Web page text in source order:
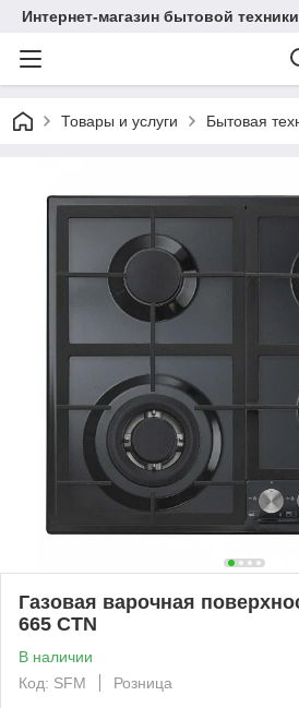
Интернет-магазин бытовой
Товары и услуги Бытовая
Газовая варочная
665 CTN
В наличии
Код: SFM
Розница